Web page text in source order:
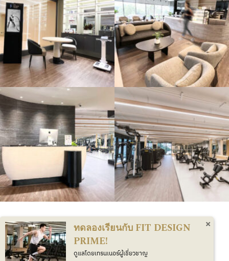
ติดต่อเรา
โทร 02 126 0663
ทดลองเรียนกับ FIT DESIGN
PRIME!
ดูแลโดยเทรนเนอร์ผู้เชี่ยวชาญ